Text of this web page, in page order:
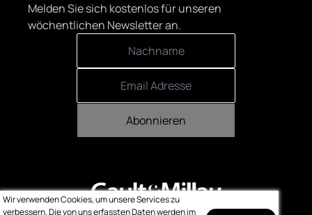
Melden Sie sich kostenlos für unseren
wöchentlichen Newsletter an.
Abonnieren
KontaktImpressumDatenschutzBewertung
Wir verwenden Cookies, um unsere Services zu
verbessern. Die von uns erfassten Daten werden im